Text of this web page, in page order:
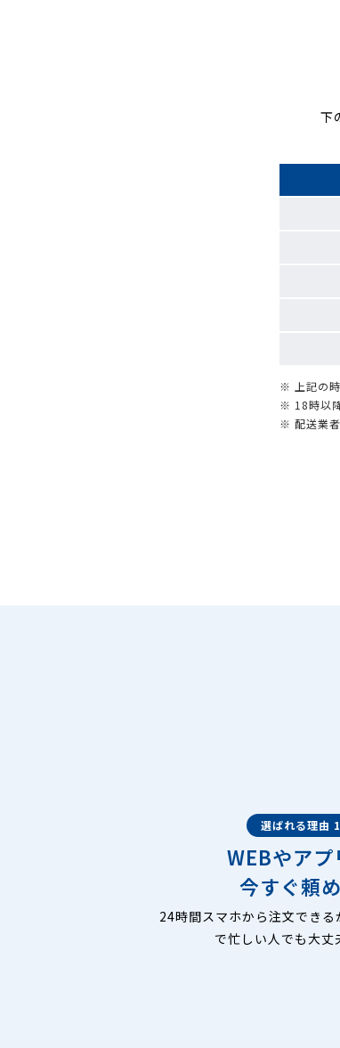
下
※ 上記の時
※ 18時以
※ 配送業者
選ばれる理由 1
WEBやアプ
今すぐ頼
24時間スマホから注文できる
で忙しい人でも大丈